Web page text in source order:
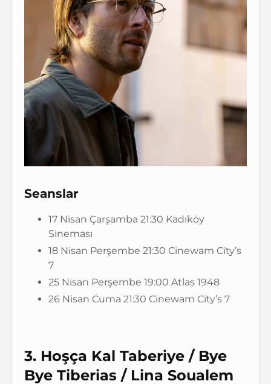
Seanslar
17 Nisan Çarşamba 21:30 Kadıköy
Sineması
18 Nisan Perşembe 21:30 Cinewam City’s
7
25 Nisan Perşembe 19:00 Atlas 1948
26 Nisan Cuma 21:30 Cinewam City’s 7
3. Hoşça Kal Taberiye / Bye
Bye Tiberias / Lina Soualem